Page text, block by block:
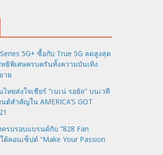
5G+ ซื้อกับ True 5G ลดสูงสุด
ธิพิเศษครบครันทั้งความบันเทิง
าย
ทยส่งใจเชียร์ “เนเน่ รอยัล” บนเวที
สำคัญใน AMERICA’S GOT
รบรอบแบรนด์กับ “828 Fan
ต้คอนเซ็ปต์ “Make Your Passion